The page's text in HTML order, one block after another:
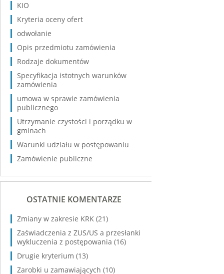
KIO
Kryteria oceny ofert
odwołanie
Opis przedmiotu zamówienia
Rodzaje dokumentów
Specyfikacja istotnych warunków
zamówienia
umowa w sprawie zamówienia
publicznego
Utrzymanie czystości i porządku w
gminach
Warunki udziału w postępowaniu
Zamówienie publiczne
OSTATNIE KOMENTARZE
Zmiany w zakresie KRK (21)
Zaświadczenia z ZUS/US a przesłanki
wykluczenia z postępowania (16)
Drugie kryterium (13)
Zarobki u zamawiających (10)